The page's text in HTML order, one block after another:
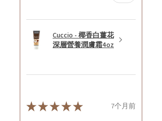
Cuccio - 椰香白薑花
深層營養潤膚霜4oz
★★★★★ 7个月前